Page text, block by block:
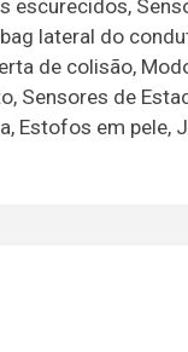
lateral do
de colisão,
Sensores de
Estofos em pele,